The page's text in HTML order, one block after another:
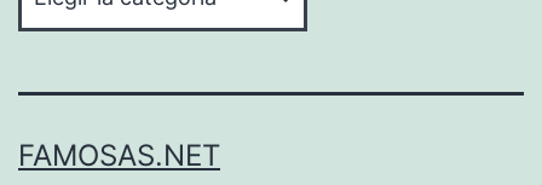
FAMOSAS.NET